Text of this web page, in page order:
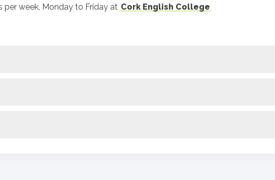
per week, Monday to Friday at Cork English College